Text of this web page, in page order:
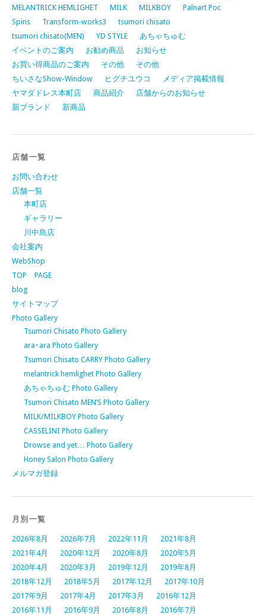
MELANTRICK HEMLIGHET
MILK MILKBOY
Palnart Poc
Spins
Transform-works3
tsumori chisato
tsumori chisato(MEN)
YD STYLE
あちゃちゅむ
イベントのご案内
お勧め商品
お知らせ
お買い得商品のご案内
その他
その他
ちいさなShow-Window
ヒグチユウコ
メディア掲載情報
ヤマダドレス本町店
商品紹介
店舗からのお知らせ
新ブランド
新商品
店舗一覧
お問い合わせ
店舗一覧
本町店
ギャラリー
川中島店
会社案内
WebShop
TOP PAGE
blog
サイトマップ
Photo Gallery
Tsumori Chisato Photo Gallery
ara･ara Photo Gallery
Tsumori Chisato CARRY Photo Gallery
melantrick hemlighet Photo Gallery
あちゃちゅむ Photo Gallery
Tsumori Chisato MEN’S Photo Gallery
MILK/MILKBOY Photo Gallery
CASSELINI Photo Gallery
Drowse and yet… Photo Gallery
Honey Salon Photo Gallery
メルマガ登録
月別一覧
2026年8月 2026年7月 2022年11月
2021年8月
2021年4月
2020年12月 2020年8月
2020年5月
2020年4月
2020年3月 2019年12月
2019年8月
2018年12月
2018年5月 2017年12月
2017年10月
2017年9月
2017年4月 2017年3月
2016年12月
2016年11月
2016年9月 2016年8月
2016年7月